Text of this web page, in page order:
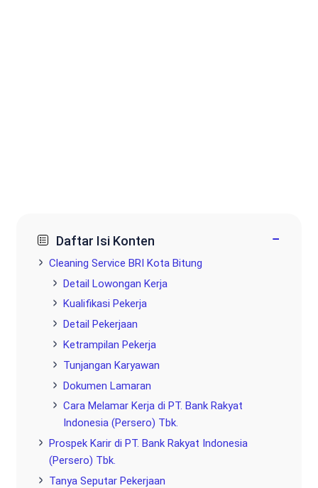
Daftar Isi Konten −
Cleaning Service BRI Kota Bitung
Detail Lowongan Kerja
Kualifikasi Pekerja
Detail Pekerjaan
Ketrampilan Pekerja
Tunjangan Karyawan
Dokumen Lamaran
Cara Melamar Kerja di PT. Bank Rakyat
Indonesia (Persero) Tbk.
Prospek Karir di PT. Bank Rakyat Indonesia
(Persero) Tbk.
Tanya Seputar Pekerjaan